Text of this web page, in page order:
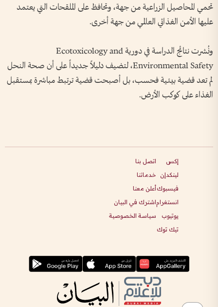
تحمي المحاصيل الزراعية من جهة، وتحافظ على الملقحات التي يعتمد
عليها الأمن الغذائي العالمي من جهة أخرى.
ونُشرت نتائج الدراسة في دورية Ecotoxicology and
Environmental Safety، لتضيف دليلاً جديداً على أن صحة النحل
لم تعد قضية بيئية فحسب، بل أصبحت قضية ترتبط مباشرة بمستقبل
الغذاء على كوكب الأرض.
إكس
لينكدإن
فيسبوك
انستغرام
يوتيوب
تيك توك
اتصل بنا
خدماتنا
أعلن معنا
اشترك في البيان
سياسة الخصوصية